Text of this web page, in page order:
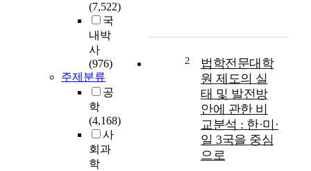
(7,522)
국
내박
사
(976)
주제분류
공
학
(4,168)
사
회과
학
2
법학전문대학
원 제도의 실
태 및 발전방
안에 관한 비
교분석 : 한·미·
일 3국을 중심
으로